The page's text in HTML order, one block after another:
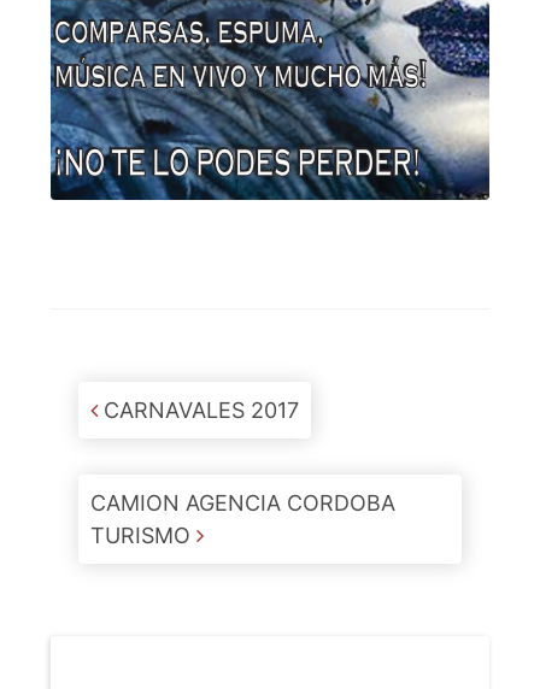
Post navigation
CARNAVALES 2017
CAMION AGENCIA CORDOBA
TURISMO